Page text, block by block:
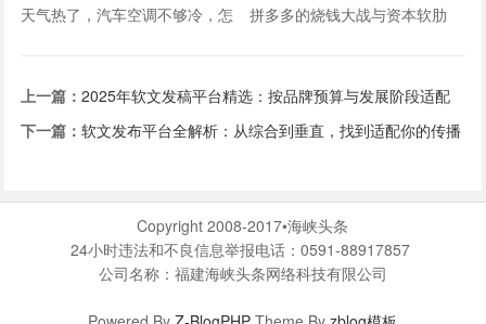
天气热了，汽车空调不够冷，怎
拼多多的烧钱大战与资本软肋
上一篇：2025年软文发稿平台精选：按品牌预算与发展阶段适配
指南
下一篇：软文发布平台全解析：从综合到垂直，找到适配你的传播
Copyright 2008-2017•海峡头条
24小时违法和不良信息举报电话：0591-88917857
公司名称：福建海峡头条网络科技有限公司